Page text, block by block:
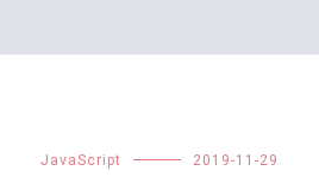
JavaScript 2019-11-29